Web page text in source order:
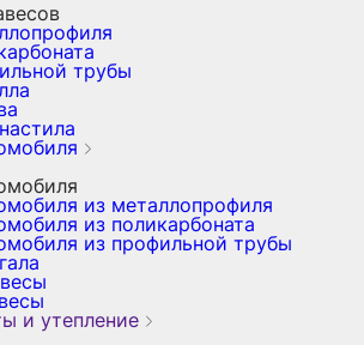
трубы
из металлопрофиля
из поликарбоната
из профильной трубы
и утепление